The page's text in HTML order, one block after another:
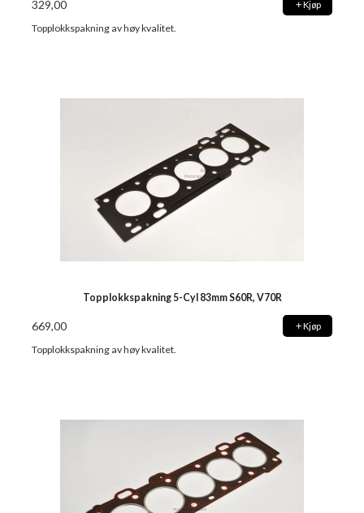
329,00 Kjøp
Topplokkspakning av høy kvalitet.
Topplokkspakning 5-Cyl 83mm S60R, V70R
669,00 Kjøp
Topplokkspakning av høy kvalitet.